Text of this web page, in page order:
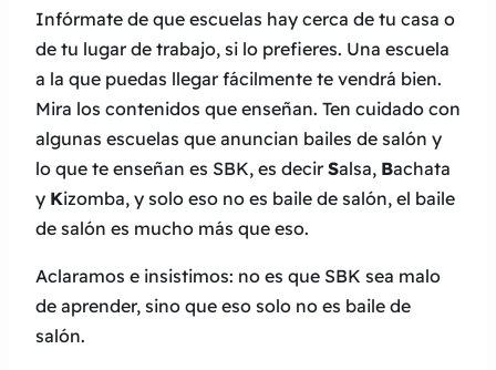
Infórmate de que escuelas hay cerca de tu casa o
de tu lugar de trabajo, si lo prefieres. Una escuela
a la que puedas llegar fácilmente te vendrá bien.
Mira los contenidos que enseñan. Ten cuidado con
algunas escuelas que anuncian bailes de salón y
lo que te enseñan es SBK, es decirSalsa, Bachata
y Kizomba, y solo eso no es baile de salón, el baile
de salón es mucho más que eso.
Aclaramos e insistimos: no es que SBK sea malo
de aprender, sino que eso solo no es baile de
salón.